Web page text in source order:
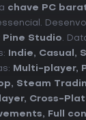
chave PC
Pine Studio.
Indie, Casual ,
Multi-player,
, Steam
, Cross-
, Full